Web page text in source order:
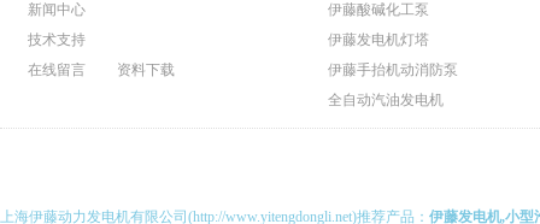
新闻中心
技术支持
在线留言
资料下载
伊藤酸碱化工泵
伊藤发电机灯塔
伊藤手抬机动消防泵
全自动汽油发电机
伊藤动力泥浆泵
伊藤柴油发电机
上海伊藤动力发电机有限公司(http://www.yitengdongli.net)推荐产品： 伊藤发电机,小型